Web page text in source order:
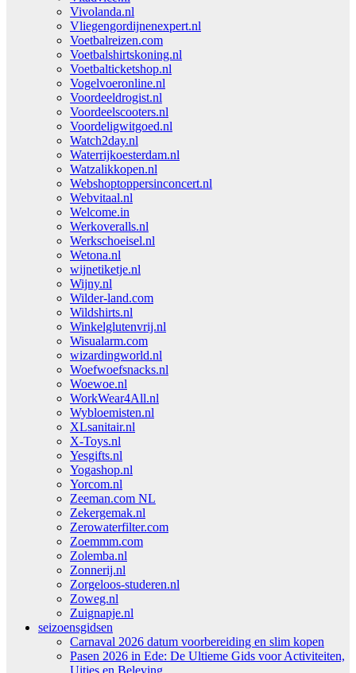
Vivolanda.nl
Vliegengordijnenexpert.nl
Voetbalreizen.com
Voetbalshirtskoning.nl
Voetbalticketshop.nl
Vogelvoeronline.nl
Voordeeldrogist.nl
Voordeelscooters.nl
Voordeligwitgoed.nl
Watch2day.nl
Waterrijkoesterdam.nl
Watzalikkopen.nl
Webshoptoppersinconcert.nl
Webvitaal.nl
Welcome.in
Werkoveralls.nl
Werkschoeisel.nl
Wetona.nl
wijnetiketje.nl
Wijny.nl
Wilder-land.com
Wildshirts.nl
Winkelglutenvrij.nl
Wisualarm.com
wizardingworld.nl
Woefwoefsnacks.nl
Woewoe.nl
WorkWear4All.nl
Wybloemisten.nl
XLsanitair.nl
X-Toys.nl
Yesgifts.nl
Yogashop.nl
Yorcom.nl
Zeeman.com NL
Zekergemak.nl
Zerowaterfilter.com
Zoemmm.com
Zolemba.nl
Zonnerij.nl
Zorgeloos-studeren.nl
Zoweg.nl
Zuignapje.nl
seizoensgidsen
Carnaval 2026 datum voorbereiding en slim kopen
Pasen 2026 in Ede: De Ultieme Gids voor Activiteiten,
Uitjes en Beleving